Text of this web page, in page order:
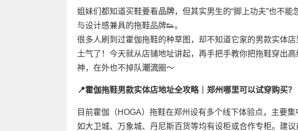
姐妹们都知道买鞋要看品牌，但其实男生的“脚上功夫”也不
与设计感兼具的拖鞋品牌👟。
很多人刷到过霍伽拖鞋的种草图，却不知道它家的男款实体
土气了！今天就从店铺地址讲起，再手把手教你把拖鞋穿出
神，在外也不掉队潮流圈～
📍霍伽拖鞋男款实体店地址全攻略｜郑州哪里可以试穿购买？
目前霍伽（HOGA）拖鞋在郑州设有多个线下体验点，主要集
如大卫城、万象城、丹尼斯百货等均有设柜或合作专柜。建